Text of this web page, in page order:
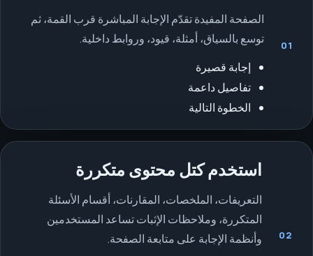
01
الصفحة المفيدة تقدّم الإجابة المباشرة قرب القمة، ثم
توسع بالسياق، أمثلة، قيود، وروابط داخلية.
إجابة قصيرة
تفاصيل داعمة
الخطوة التالية
02
استخدم كتل محتوى متكررة
التعريفات، الملخصات، المقارنات، أقسام الأسئلة
المتكررة، وملاحظات الإثبات تساعد المستخدمين
وأنظمة الإجابة على متابعة الصفحة.